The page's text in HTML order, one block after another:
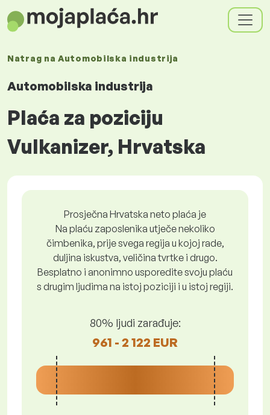
Natrag na Automobilska industrija
Automobilska industrija
Plaća za poziciju
Vulkanizer, Hrvatska
Prosječna Hrvatska neto plaća je
Na plaću zaposlenika utječe nekoliko
čimbenika, prije svega regija u kojoj rade,
duljina iskustva, veličina tvrtke i drugo.
Besplatno i anonimno usporedite svoju plaću
s drugim ljudima na istoj poziciji i u istoj regiji.
80% ljudi zarađuje:
961 - 2 122 EUR